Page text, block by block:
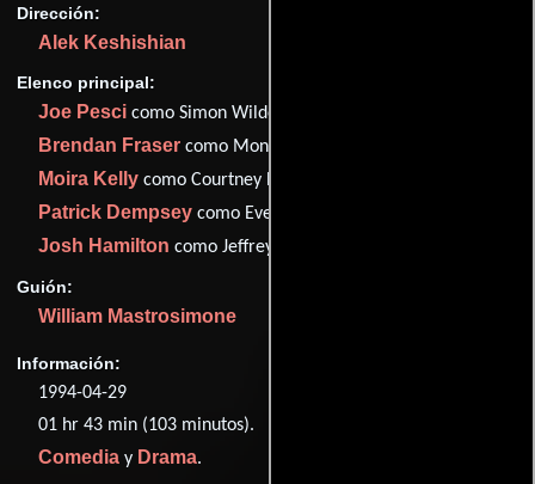
Dirección:
Alek Keshishian
Elenco principal:
Joe Pesci como Simon Wilder
Brendan Fraser como Montgomery 'Monty' Kessler
Moira Kelly como Courtney Blumenthal
Patrick Dempsey como Everett Calloway
Josh Hamilton como Jeffrey Hawks
Guión:
William Mastrosimone
Información:
1994-04-29
01 hr 43 min (103 minutos).
Comedia y Drama.